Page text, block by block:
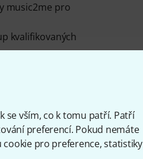
se vším, co k tomu patří. Patří
preferencí. Pokud nemáte
pro preference, statistiky
music2me pro
kvalifikovaných